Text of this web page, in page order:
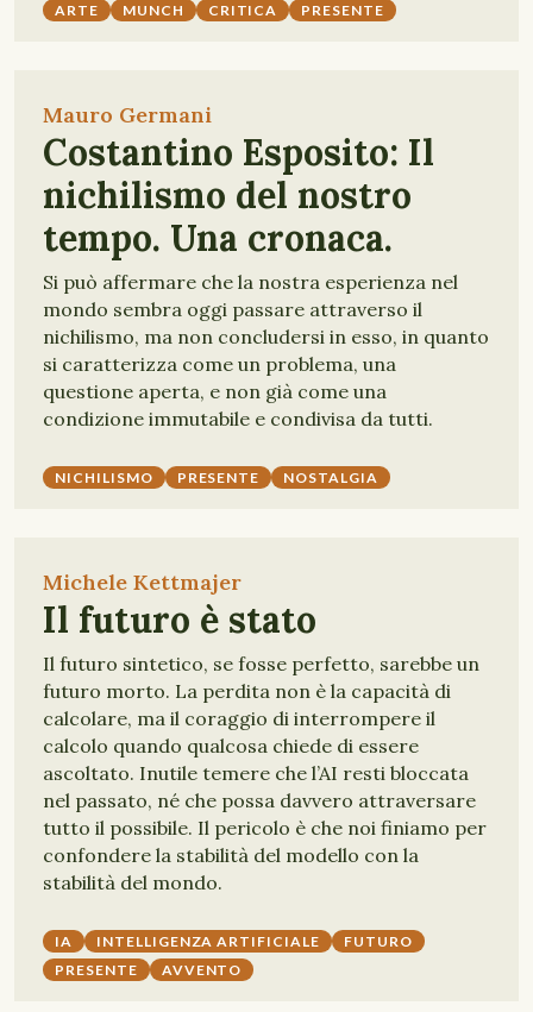
ARTE MUNCH CRITICA PRESENTE
Mauro Germani
Costantino Esposito: Il
nichilismo del nostro
tempo. Una cronaca.
Si può affermare che la nostra esperienza nel
mondo sembra oggi passare attraverso il
nichilismo, ma non concludersi in esso, in quanto
si caratterizza come un problema, una
questione aperta, e non già come una
condizione immutabile e condivisa da tutti.
NICHILISMO PRESENTE NOSTALGIA
Michele Kettmajer
Il futuro è stato
Il futuro sintetico, se fosse perfetto, sarebbe un
futuro morto. La perdita non è la capacità di
calcolare, ma il coraggio di interrompere il
calcolo quando qualcosa chiede di essere
ascoltato. Inutile temere che l’AI resti bloccata
nel passato, né che possa davvero attraversare
tutto il possibile. Il pericolo è che noi finiamo per
confondere la stabilità del modello con la
stabilità del mondo.
IA INTELLIGENZA ARTIFICIALE
FUTURO
PRESENTE
AVVENTO